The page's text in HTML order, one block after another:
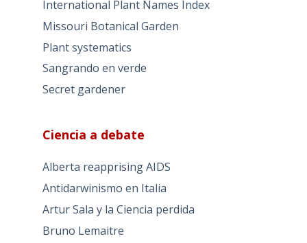
International Plant Names Index
Missouri Botanical Garden
Plant systematics
Sangrando en verde
Secret gardener
Ciencia a debate
Alberta reapprising AIDS
Antidarwinismo en Italia
Artur Sala y la Ciencia perdida
Bruno Lemaitre